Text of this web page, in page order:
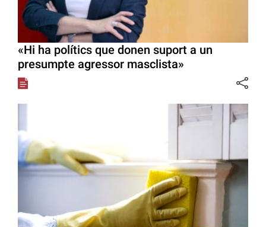
«Hi ha polítics que donen suport a un
presumpte agressor masclista»